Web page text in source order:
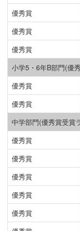
優秀賞
優秀賞
優秀賞
小学5・6年B部門(優
優秀賞
優秀賞
中学部門(優秀賞受賞
優秀賞
優秀賞
優秀賞
優秀賞
優秀賞